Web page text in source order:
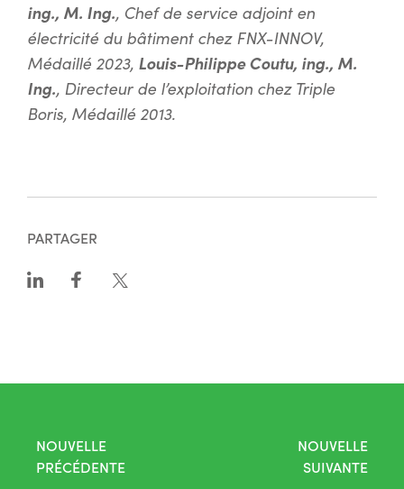
ing., M. Ing., Chef de service adjoint en
électricité du bâtiment chez FNX-INNOV,
Médaillé 2023, Louis-Philippe Coutu, ing., M.
Ing., Directeur de l’exploitation chez Triple
Boris, Médaillé 2013.
PARTAGER
NOUVELLE
PRÉCÉDENTE
NOUVELLE
SUIVANTE